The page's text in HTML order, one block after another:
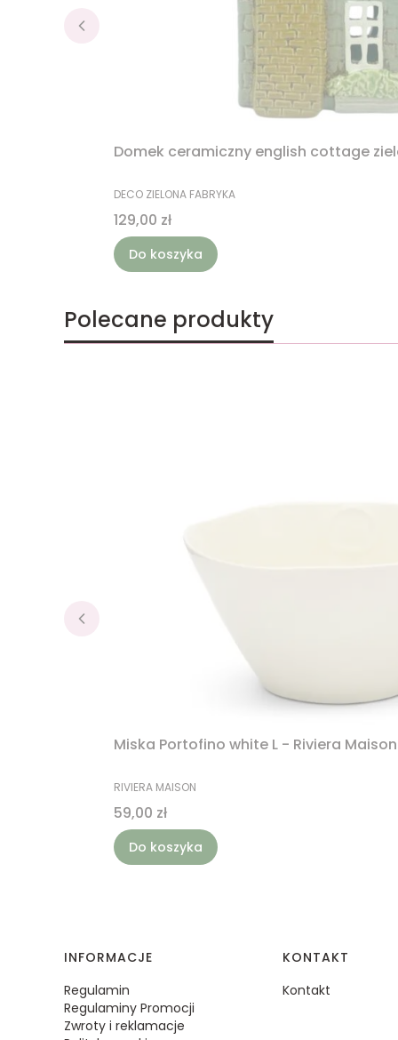
Domek ceramiczny english cottage
PRODUCENT
DECO ZIELONA FABRYKA
Cena
129,00 zł
Do koszyka
Polecane produkty
Miska Portofino white L - Riviera Maison
PRODUCENT
RIVIERA MAISON
Cena
59,00 zł
Do koszyka
Linki w stopce
INFORMACJE
Regulamin
Regulaminy Promocji
Zwroty i reklamacje
KONTAKT
Kontakt